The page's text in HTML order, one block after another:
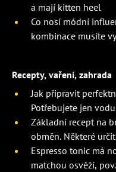
a mají kitten heel
Co nosí módní
kombinace musíte
Recepty, vaření, zahrada
Jak připravit
Potřebujete jen
Základní recept na
obměn. Některé
Espresso tonic má
matchou osvěží,